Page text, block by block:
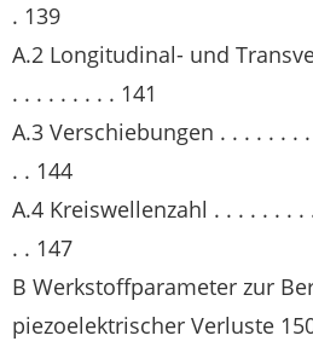
. 139
A.2 Longitudinal- und
. . . . . . . . . 141
A.3 Verschiebungen . . . . . . .
. . 144
A.4 Kreiswellenzahl . . . . . . . .
. . 147
B Werkstoffparameter zur
piezoelektrischer Verluste